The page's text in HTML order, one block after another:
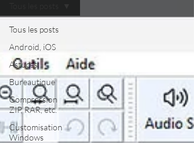
Tous les posts
Android, iOS
Astuces
Bureautique
Compression
ZIP, RAR, etc.
Customisation
Windows